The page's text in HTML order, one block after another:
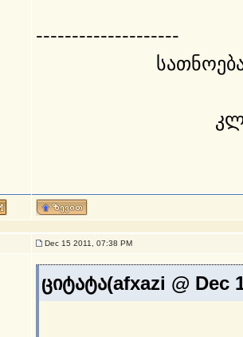
--------------------
Dec 15 2011, 07:38 PM
ციტატა(afxazi @ Dec